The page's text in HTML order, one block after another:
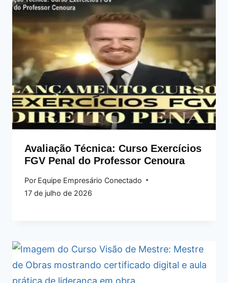
Avaliação Técnica: Curso Exercícios
FGV Penal do Professor Cenoura
Por Equipe Empresário Conectado
17 de julho de 2026